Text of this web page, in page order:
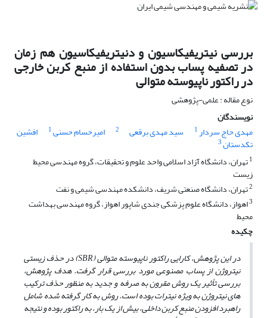
بررسی نیتریفیکاسیون و دنیتریفیکاسیون هم زمان
در تصفیه پساب بدون استفاده از منبع کربن خارجی
در راکتور ناپیوسته متوالی
نوع مقاله : علمی-پژوهشی
نویسندگان
مهدی حاج سردار1 سید مهدی برقعی 2 امیرحسام حسنی1 افشین
تکدستان3
1تهران، دانشگاه آزاد اسلامی واحد علوم و تحقیقات، گروه مهندسی محیط
زیست
2تهران، دانشگاه صنعتی شریف، دانشکده مهندسی شیمی و نفت
3اهواز، دانشگاه علوم پزشکی جندی شاپور اهواز، گروه مهندسی بهداشت
محیط
چکیده
در این پژوهش، کارایی راکتور ناپیوسته متوالی(SBR) در حذف زیستی
نیتروژن از پساب مصنوعی مورد بررسی قرار گرفت. هدف پژوهش،
بررسی تأثیر یک روش مقرون به صرفه و جدید به منظور حذف ترکیب‌
های نیتروژن به ویژهنیترات بوده است. روش به کار گرفته شده شامل
راهبرد افزودن منبع کربن داخلی، بیش از یک بار، به راکتور بوده و نتیجه‌